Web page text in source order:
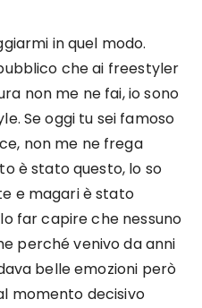
in quel modo.
che ai freestyler
non me ne fai, io sono
Se oggi tu sei famoso
non me ne frega
è stato questo, lo so
e magari è stato
far capire che nessuno
perché venivo da anni
belle emozioni però
momento decisivo